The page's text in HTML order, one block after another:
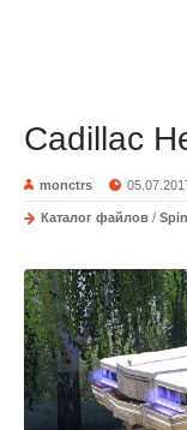
Cadillac
monctrs
Каталог файлов /